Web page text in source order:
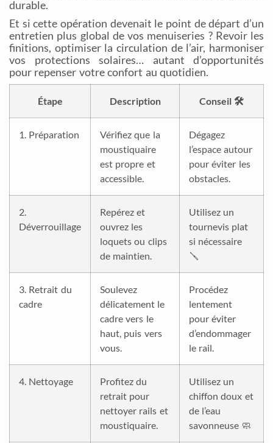
durable.
Et si cette opération devenait le point de départ d’un
entretien plus global de vos menuiseries ? Revoir les
finitions, optimiser la circulation de l’air, harmoniser
vos protections solaires… autant d’opportunités
pour repenser votre confort au quotidien.
Étape Description Conseil 🛠️
1. Préparation
Vérifiez que la
moustiquaire
est propre et
accessible.
Dégagez
l’espace autour
pour éviter les
obstacles.
2.
Déverrouillage
Repérez et
ouvrez les
loquets ou clips
de maintien.
Utilisez un
tournevis plat
si nécessaire
🪛
3. Retrait du
cadre
Soulevez
délicatement le
cadre vers le
haut, puis vers
vous.
Procédez
lentement
pour éviter
d’endommager
le rail.
4. Nettoyage
Profitez du
retrait pour
nettoyer rails et
moustiquaire.
Utilisez un
chiffon doux et
de l’eau
savonneuse 🧼